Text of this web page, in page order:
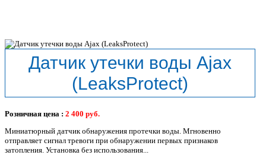
Датчик утечки воды Ajax
(LeaksProtect)
Розничная цена : 2 400 руб.
Миниатюрный датчик обнаружения протечки воды. Мгновенно
отправляет сигнал тревоги при обнаружении первых признаков
затопления. Установка без использования...